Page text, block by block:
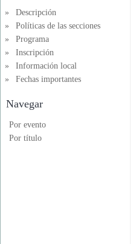
»
Descripción
»
Políticas de las secciones
»
Programa
»
Inscripción
»
Información local
»
Fechas importantes
Navegar
Por evento
Por título